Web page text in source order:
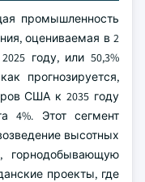
промышленность
оцениваемая в 2
году, или 50,3%
прогнозируется,
США к 2035 году
4%. Этот сегмент
высотных
горнодобывающую
проекты, где